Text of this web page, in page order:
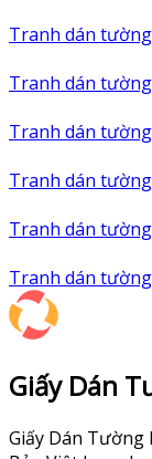
Tranh dán
Tranh dán
Tranh dán
Tranh dán
Tranh dán
Tranh dán
Giấy Dán
Giấy Dán